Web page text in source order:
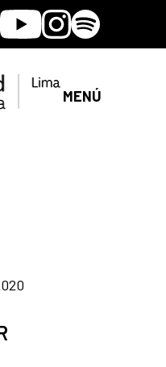
Instagram
Spotify
MENÚ